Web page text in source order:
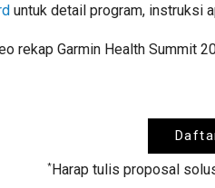
untuk detail program, instruksi
rekap Garmin Health Summit
*Harap tulis proposal